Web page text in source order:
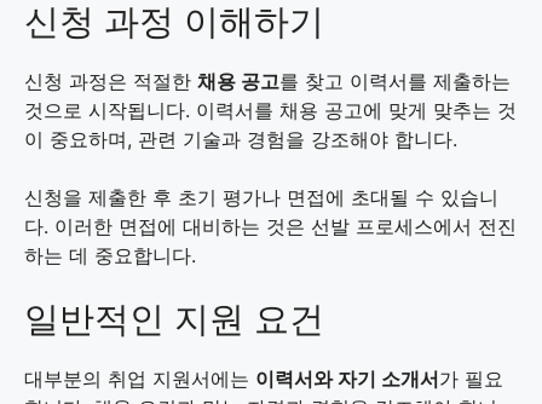
신청 과정 이해하기
신청 과정은 적절한 채용 공고를 찾고 이력서를 제출하는
것으로 시작됩니다. 이력서를 채용 공고에 맞게 맞추는 것
이 중요하며, 관련 기술과 경험을 강조해야 합니다.
신청을 제출한 후 초기 평가나 면접에 초대될 수 있습니
다. 이러한 면접에 대비하는 것은 선발 프로세스에서 전진
하는 데 중요합니다.
일반적인 지원 요건
대부분의 취업 지원서에는 이력서와 자기 소개서가 필요